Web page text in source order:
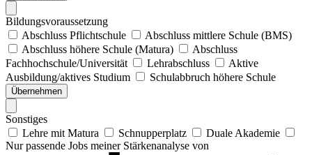
Bildungsvoraussetzung
Abschluss Pflichtschule
Abschluss mittlere Schule (BMS)
Abschluss höhere Schule (Matura)
Abschluss
Fachhochschule/Universität
Lehrabschluss
Aktive
Ausbildung/aktives Studium
Schulabbruch höhere Schule
Übernehmen
Sonstiges
Lehre mit Matura
Schnupperplatz
Duale Akademie
Nur passende Jobs meiner Stärkenanalyse von